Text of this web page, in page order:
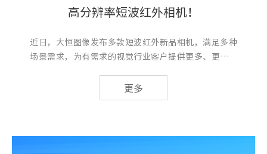
高分辨率短波红外相机！
近日，大恒图像发布多款短波红外新品相机，满足多种
场景需求，为有需求的视觉行业客户提供更多、更具性
更多